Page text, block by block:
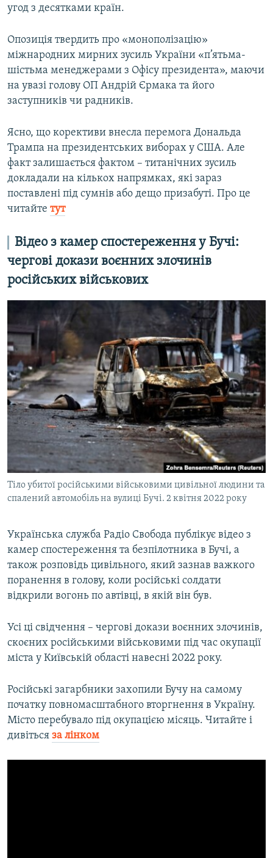
угод з десятками країн.
Опозиція твердить про «монополізацію»
міжнародних мирних зусиль України «п’ятьма-
шістьма менеджерами з Офісу президента», маючи
на увазі голову ОП Андрій Єрмака та його
заступників чи радників.
Ясно, що корективи внесла перемога Дональда
Трампа на президентських виборах у США. Але
факт залишається фактом – титанічних зусиль
докладали на кількох напрямках, які зараз
поставлені під сумнів або дещо призабуті. Про це
читайте тут
Відео з камер спостереження у Бучі:
чергові докази воєнних злочинів
російських військових
Тіло убитої російськими військовими цивільної людини та
спалений автомобіль на вулиці Бучі. 2 квітня 2022 року
Українська служба Радіо Свобода публікує відео з
камер спостереження та безпілотника в Бучі, а
також розповідь цивільного, який зазнав важкого
поранення в голову, коли російські солдати
відкрили вогонь по автівці, в якій він був.
Усі ці свідчення – чергові докази воєнних злочинів,
скоєних російськими військовими під час окупації
міста у Київській області навесні 2022 року.
Російські загарбники захопили Бучу на самому
початку повномасштабного вторгнення в Україну.
Місто перебувало під окупацією місяць. Читайте і
дивіться за лінком